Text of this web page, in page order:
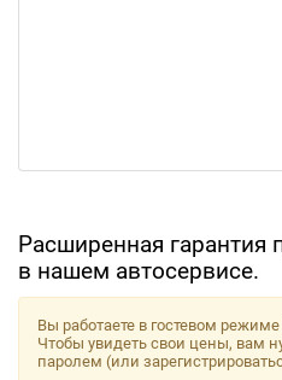
Расширенная гарантия
в нашем автосервисе.
Вы работаете в гостевом
Чтобы увидеть свои цены, вам
паролем (или